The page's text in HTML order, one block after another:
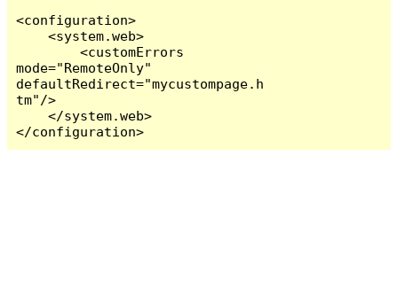
<configuration>
    <system.web>
        <customErrors
mode="RemoteOnly"
defaultRedirect="mycustompage.h
tm"/>
    </system.web>
</configuration>